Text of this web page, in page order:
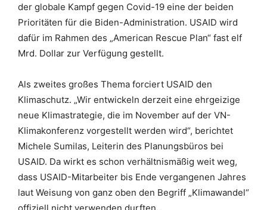
der globale Kampf gegen Covid-19 eine der beiden
Prioritäten für die Biden-Administration. USAID wird
dafür im Rahmen des „American Rescue Plan“ fast elf
Mrd. Dollar zur Verfügung gestellt.
Als zweites großes Thema forciert USAID den
Klimaschutz. „Wir entwickeln derzeit eine ehrgeizige
neue Klimastrategie, die im November auf der VN-
Klimakonferenz vorgestellt werden wird“, berichtet
Michele Sumilas, Leiterin des Planungsbüros bei
USAID. Da wirkt es schon verhältnismäßig weit weg,
dass USAID-Mitarbeiter bis Ende vergangenen Jahres
laut Weisung von ganz oben den Begriff „Klimawandel“